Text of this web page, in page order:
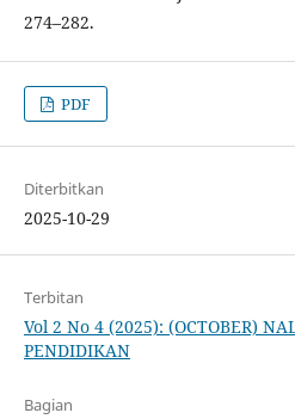
274–282.
PDF
Diterbitkan
2025-10-29
Terbitan
Vol 2 No 4 (2025): (OCTOBER)
PENDIDIKAN
Bagian